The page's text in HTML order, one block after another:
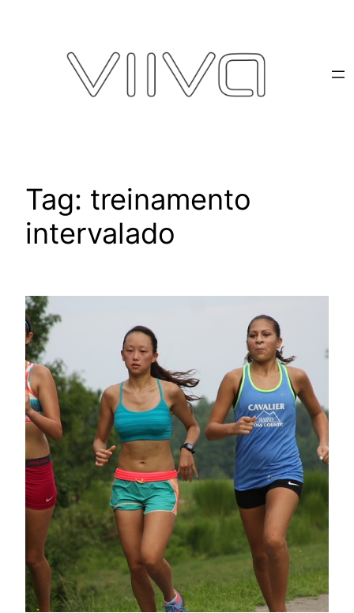
Tag: treinamento
intervalado